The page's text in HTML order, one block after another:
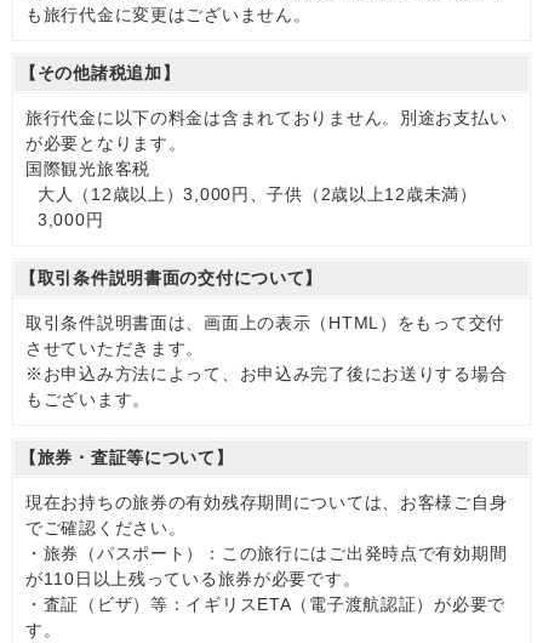
も旅行代金に変更はございません。
【その他諸税追加】
旅行代金に以下の料金は含まれておりません。別途お支払い
が必要となります。
国際観光旅客税
大人（12歳以上）3,000円、子供（2歳以上12歳未満）
3,000円
【取引条件説明書面の交付について】
取引条件説明書面は、画面上の表示（HTML）をもって交付
させていただきます。
※お申込み方法によって、お申込み完了後にお送りする場合
もございます。
【旅券・査証等について】
現在お持ちの旅券の有効残存期間については、お客様ご自身
でご確認ください。
・旅券（パスポート）：この旅行にはご出発時点で有効期間
が110日以上残っている旅券が必要です。
・査証（ビザ）等：イギリスETA（電子渡航認証）が必要で
す。